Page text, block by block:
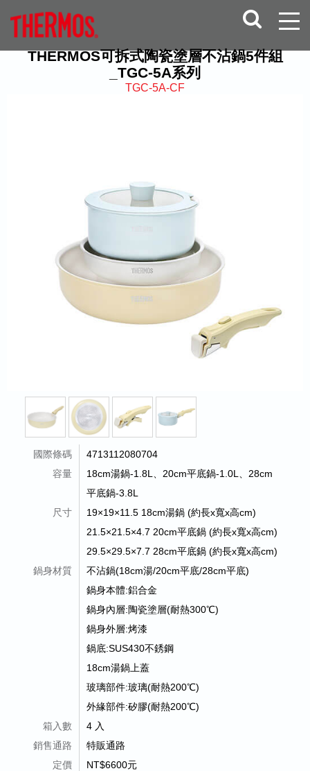
THERMOS可拆式陶瓷塗層不沾鍋5件組
_TGC-5A系列
TGC-5A-CF
國際條碼
4713112080704
容量
18cm湯鍋-1.8L、20cm平底鍋-1.0L、28cm
平底鍋-3.8L
尺寸
19×19×11.5 18cm湯鍋 (約長x寬x高cm)
21.5×21.5×4.7 20cm平底鍋 (約長x寬x高cm)
29.5×29.5×7.7 28cm平底鍋 (約長x寬x高cm)
鍋身材質
不沾鍋(18cm湯/20cm平底/28cm平底)
鍋身本體:鋁合金
鍋身內層:陶瓷塗層(耐熱300℃)
鍋身外層:烤漆
鍋底:SUS430不銹鋼
18cm湯鍋上蓋
玻璃部件:玻璃(耐熱200℃)
外緣部件:矽膠(耐熱200℃)
箱入數
4 入
銷售通路
特販通路
定價
NT$6600元